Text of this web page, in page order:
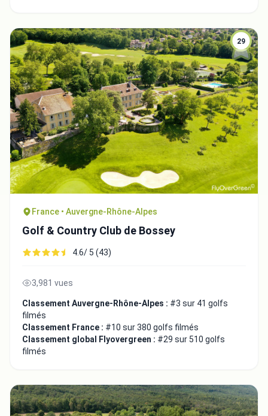
29
France • Auvergne-Rhône-Alpes
Golf & Country Club de Bossey
4.6/ 5 (43)
3,981 vues
Classement Auvergne-Rhône-Alpes : #3 sur 41 golfs
filmés
Classement France : #10 sur 380 golfs filmés
Classement global Flyovergreen : #29 sur 510 golfs
filmés